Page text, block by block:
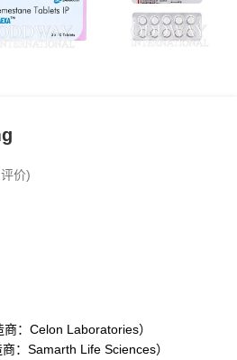
价)
商：Celon Laboratories）
商：Samarth Life Sciences）